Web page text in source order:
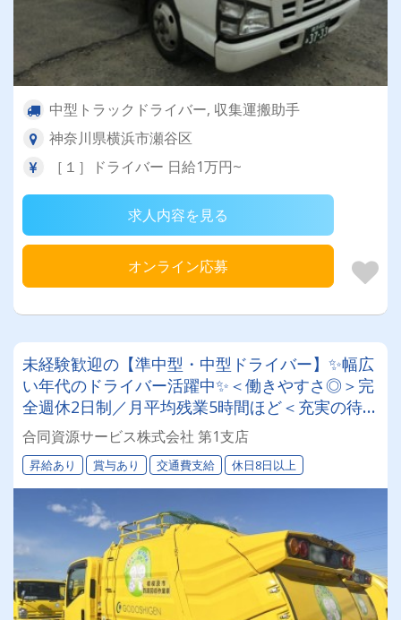
中型トラックドライバー, 収集運搬助手
神奈川県横浜市瀬谷区
［１］ドライバー 日給1万円~
求人内容を見る
オンライン応募
未経験歓迎の【準中型・中型ドライバー】✨幅広
い年代のドライバー活躍中✨＜働きやすさ◎＞完
全週休2日制／月平均残業5時間ほど＜充実の待遇
＞賞与年2回、免許取得制度、年収440万円以上
など…
合同資源サービス株式会社 第1支店
昇給あり 賞与あり 交通費支給 休日8日以上